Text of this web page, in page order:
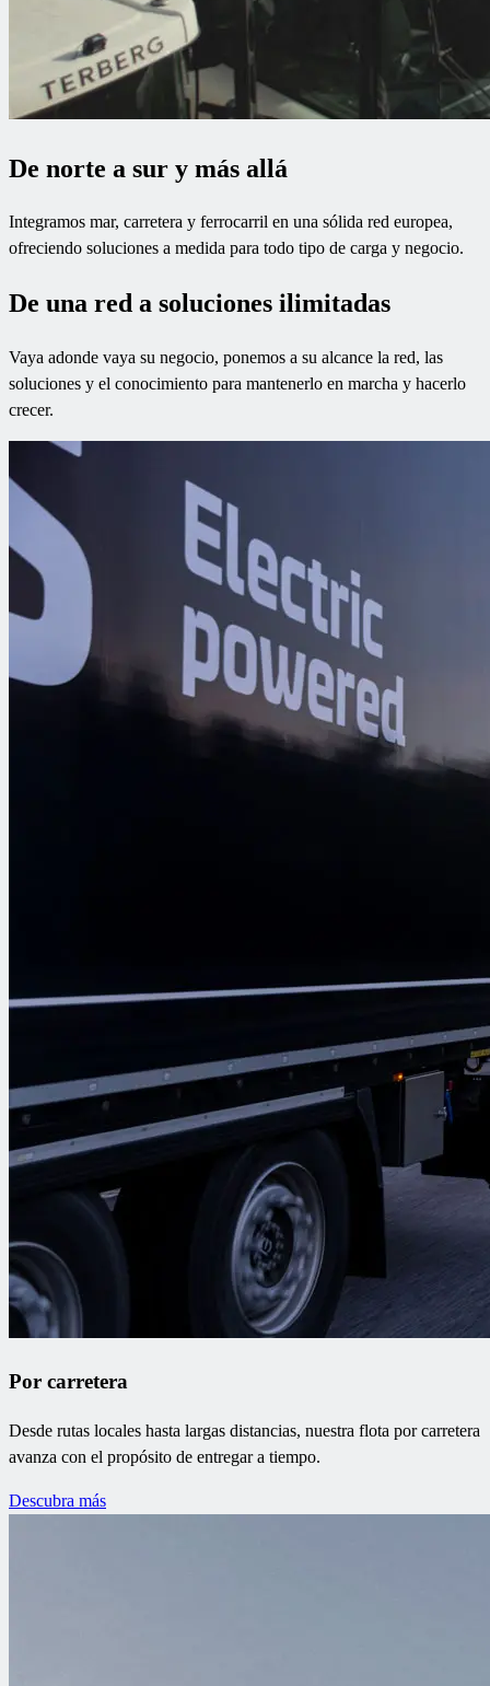
De norte a sur y más allá
Integramos mar, carretera y ferrocarril en una sólida red europea,
ofreciendo soluciones a medida para todo tipo de carga y negocio.
De una red a soluciones ilimitadas
Vaya adonde vaya su negocio, ponemos a su alcance la red, las
soluciones y el conocimiento para mantenerlo en marcha y hacerlo
crecer.
Por carretera
Desde rutas locales hasta largas distancias, nuestra flota por carretera
avanza con el propósito de entregar a tiempo.
Descubra más